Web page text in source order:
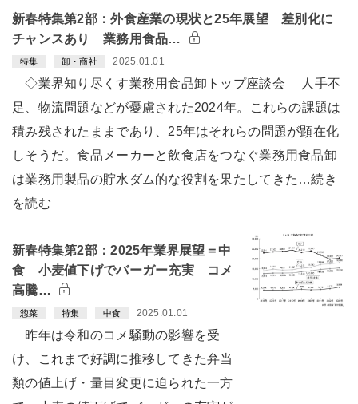
新春特集第2部：外食産業の現状と25年展望 差別化に
チャンスあり 業務用食品…
特集 卸・商社 2025.01.01
◇業界知り尽くす業務用食品卸トップ座談会 人手不
足、物流問題などが憂慮された2024年。これらの課題は
積み残されたままであり、25年はそれらの問題が顕在化
しそうだ。食品メーカーと飲食店をつなぐ業務用食品卸
は業務用製品の貯水ダム的な役割を果たしてきた…続き
を読む
新春特集第2部：2025年業界展望＝中
食 小麦値下げでバーガー充実 コメ
高騰…
惣菜 特集 中食 2025.01.01
昨年は令和のコメ騒動の影響を受
け、これまで好調に推移してきた弁当
類の値上げ・量目変更に迫られた一方